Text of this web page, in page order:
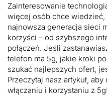
Zainteresowanie
więcej osób chce wiedzieć,
najnowsza generacja sieci
korzyści – od szybszego
połączeń. Jeśli
telefon ma 5g, jakie kroki
szukać najlepszych ofert,
Przeczytaj nasz artykuł,
włączaniu i korzystaniu z 5g!